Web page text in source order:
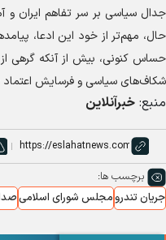
جدال سیاسی بر سر تفاهم ایران و
حال، مهم‌تر از خود این ادعا،
حساس کنونی، بیش از آنکه گرهی
شکاف‌های سیاسی و فرسایش اعتماد
منبع: خبرآنلاین
برچسب ها:
جریان تندرومجلس شورای اسلامی